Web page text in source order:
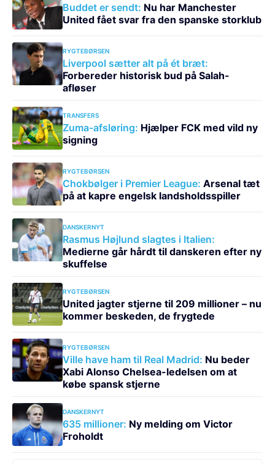
Buddet er sendt: Nu har Manchester
United fået svar fra den spanske storklub
RYGTEBØRSEN
Liverpool sætter alt på ét bræt:
Forbereder historisk bud på Salah-
afløser
TRANSFERS
Zuma-afsløring: Hjælper FCK med vild ny
signing
RYGTEBØRSEN
Chokbølger i Premier League: Arsenal tæt
på at kapre engelsk landsholdsspiller
DANSKERNYT
Rasmus Højlund slagtes i Italien:
Medierne går hårdt til danskeren efter ny
skuffelse
RYGTEBØRSEN
United jagter stjerne til 209 millioner – nu
kommer beskeden, de frygtede
RYGTEBØRSEN
Ville have ham til Real Madrid: Nu beder
Xabi Alonso Chelsea-ledelsen om at
købe spansk stjerne
DANSKERNYT
635 millioner: Ny melding om Victor
Froholdt